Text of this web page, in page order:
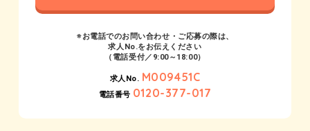
※お電話でのお問い合わせ・ご応募の際は、
求人No.をお伝えください
（電話受付／9:00～18:00）
求人No. M009451C
電話番号 0120-377-017